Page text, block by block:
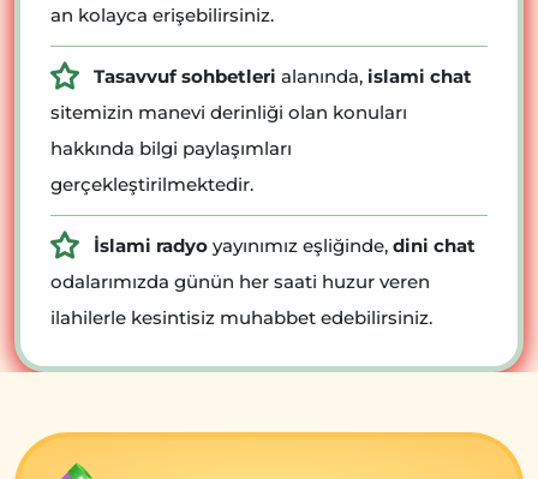
an kolayca erişebilirsiniz.
Tasavvuf sohbetleri alanında, islami chat
sitemizin manevi derinliği olan konuları
hakkında bilgi paylaşımları
gerçekleştirilmektedir.
İslami radyo yayınımız eşliğinde, dini chat
odalarımızda günün her saati huzur veren
ilahilerle kesintisiz muhabbet edebilirsiniz.